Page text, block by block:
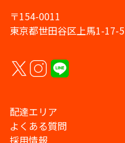
〒154-0011
東京都世田谷区上馬1-17-5
配達エリア
よくある質問